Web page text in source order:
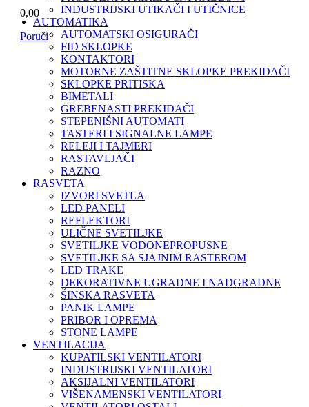
0,00
Poruči
INDUSTRIJSKI UTIKAČI I UTIČNICE
AUTOMATIKA
AUTOMATSKI OSIGURAČI
FID SKLOPKE
KONTAKTORI
MOTORNE ZAŠTITNE SKLOPKE PREKIDAČI
SKLOPKE PRITISKA
BIMETALI
GREBENASTI PREKIDAČI
STEPENIŠNI AUTOMATI
TASTERI I SIGNALNE LAMPE
RELEJI I TAJMERI
RASTAVLJAČI
RAZNO
RASVETA
IZVORI SVETLA
LED PANELI
REFLEKTORI
ULIČNE SVETILJKE
SVETILJKE VODONEPROPUSNE
SVETILJKE SA SJAJNIM RASTEROM
LED TRAKE
DEKORATIVNE UGRADNE I NADGRADNE
ŠINSKA RASVETA
PANIK LAMPE
PRIBOR I OPREMA
STONE LAMPE
VENTILACIJA
KUPATILSKI VENTILATORI
INDUSTRIJSKI VENTILATORI
AKSIJALNI VENTILATORI
VIŠENAMENSKI VENTILATORI